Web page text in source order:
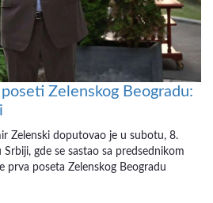
Zelenskog Beogradu:
Zelenski doputovao je u subotu, 8.
gde se sastao sa predsednikom
prva poseta Zelenskog Beogradu